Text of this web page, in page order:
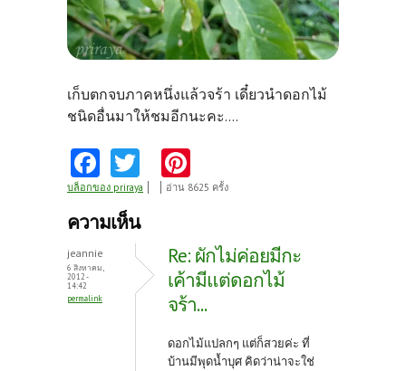
เก็บตกจบภาคหนึ่งแล้วจร้า เดี๋ยวนำดอกไม้
ชนิดอื่นมาให้ชมอีกนะคะ....
Fa
ce
b
o
o
k
w
itt
nt
es
t
บล็อกของ priraya อ่าน 8625 ครั้ง
ความเห็น
jeannie
6 สิงหาคม,
2012 -
14:42
permalink
Re: ผักไม่ค่อยมีกะ
เค้ามีแต่ดอกไม้
จร้า...
ดอกไม้แปลกๆ แต่ก็สวยค่ะ ที่
บ้านมีพุดน้ำบุศ คิดว่าน่าจะใช่